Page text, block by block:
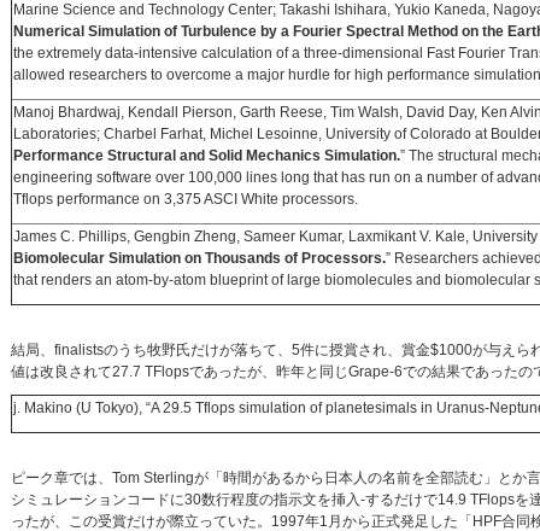
Marine Science and Technology Center; Takashi Ishihara, Yukio Kaneda,
Numerical Simulation of Turbulence by a Fourier Spectral Method on the
the extremely data-intensive calculation of a three-dimensional Fast Fourier
allowed researchers to overcome a major hurdle for high performance
Manoj Bhardwaj, Kendall Pierson, Garth Reese, Tim Walsh, David Day, Ken
Laboratories; Charbel Farhat, Michel Lesoinne, University of Colorado at
Performance Structural and Solid Mechanics Simulation.” The structural
engineering software over 100,000 lines long that has run on a number of
Tflops performance on 3,375 ASCI White processors.
James C. Phillips, Gengbin Zheng, Sameer Kumar, Laxmikant V. Kale,
Biomolecular Simulation on Thousands of Processors.” Researchers
that renders an atom-by-atom blueprint of large biomolecules and biomolecular
結局、finalistsのうち牧野氏だけが落ちて、5件に授賞され、賞金$1000が与え
値は改良されて27.7 TFlopsであったが、昨年と同じGrape-6での結果であった
j. Makino (U Tokyo), “A 29.5 Tflops simulation of planetesimals in Uranus-
ピーク章では、Tom Sterlingが「時間があるから日本人の名前を全部読む」と
シミュレーションコードに30数行程度の指示文を挿入-するだけで14.9 TFlops
ったが、この受賞だけが際立っていた。1997年1月から正式発足した「HPF合